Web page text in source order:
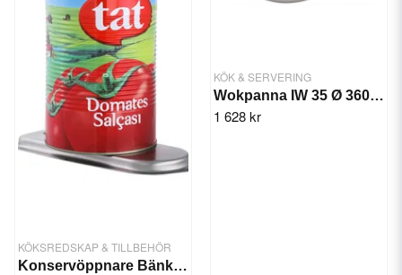
KÖKSREDSKAP & TILLBEHÖR
Konservöppnare Bänkfast 63cm
KÖK & SERVERING
Wokpanna IW 35 Ø 360 mm
1 628 kr